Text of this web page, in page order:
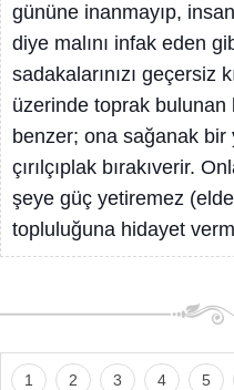
gününe inanmayıp,
diye malını infak eden
sadakalarınızı geçersiz
üzerinde toprak bulunan
benzer; ona sağanak
çırılçıplak bırakıverir.
şeye güç yetiremez
topluluğuna hidayet
1 2 3 4 5